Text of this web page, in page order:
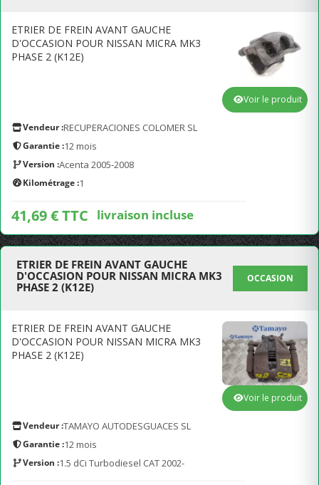
ETRIER DE FREIN AVANT GAUCHE
D'OCCASION POUR NISSAN MICRA MK3
PHASE 2 (K12E)
Vendeur :RECUPERACIONES COLOMER SL
Garantie :12 mois
Version :Acenta 2005-2008
Kilométrage :1
41,69 € TTC livraison incluse
Voir le produit
ETRIER DE FREIN AVANT GAUCHE
D'OCCASION POUR NISSAN MICRA MK3
PHASE 2 (K12E)
OCCASION
ETRIER DE FREIN AVANT GAUCHE
D'OCCASION POUR NISSAN MICRA MK3
PHASE 2 (K12E)
Vendeur :TAMAYO AUTODESGUACES SL
Garantie :12 mois
Version :1.5 dCi Turbodiesel CAT 2002-
Voir le produit